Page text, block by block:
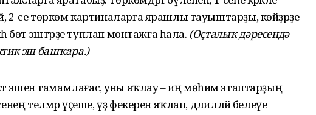
2-се төркөм картиналарға ярашлы тауыштарҙы, көйҙәрҙе
бөтә эштәрҙе туплап монтажға һала. (Оҫталыҡ дәресендә
эш башҡара.)
эшен тамамлағас, уны яҡлау – иң мөһим этаптарҙың
телмәр үҫеше, үҙ фекерен яҡлап, дәлилләй белеүе